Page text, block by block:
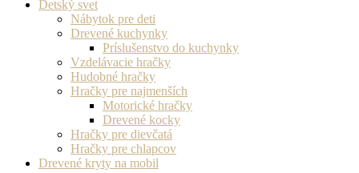
Detský svet
Nábytok pre deti
Drevené kuchynky
Príslušenstvo do kuchynky
Vzdelávacie hračky
Hudobné hračky
Hračky pre najmenších
Motorické hračky
Drevené kocky
Hračky pre dievčatá
Hračky pre chlapcov
Drevené kryty na mobil